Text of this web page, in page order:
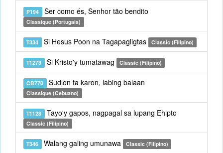
P194 Ser como és, Senhor tão bendito
Classique (Portugais)
T334 Si Hesus Poon na Tagapagligtas Classic (Filipino)
T1273 Si Kristo'y tumatawag Classic (Filipino)
CB770 Sudlon ta karon, labing balaan
Classique (Cebuano)
T1128 Tayo'y gapos, nagpagal sa lupang Ehipto
Classic (Filipino)
T346 Walang galing umunawa Classic (Filipino)